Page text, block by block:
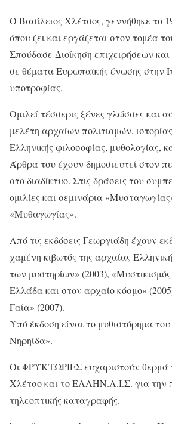
Ο Βασίλειος Χλέτσος, γεννήθηκε το
όπου ζει και εργάζεται στον τομέα
Σπούδασε Διοίκηση επιχειρήσεων και
σε θέματα Ευρωπαϊκής ένωσης στην
υποτροφίας.
Ομιλεί τέσσερις ξένες γλώσσες και
μελέτη αρχαίων πολιτισμών,
Ελληνικής φιλοσοφίας, μυθολογίας,
Άρθρα του έχουν δημοσιευτεί στον
στο διαδίκτυο. Στις δράσεις του
ομιλίες και σεμινάρια
«Mυθαγωγίας».
Από τις εκδόσεις Γεωργιάδη έχουν
χαμένη κιβωτός της αρχαίας
των μυστηρίων» (2003), «Μυστικισμός
Ελλάδα και στον αρχαίο κόσμο»
Γαία» (2007).
Υπό έκδοση είναι το μυθιστόρημα
Νηρηίδα».
Οι ΦΡΥΚΤΩΡΙΕΣ ευχαριστούν θερμά
Χλέτσο και το ΕΛΛΗΝ.Α.Ι.Σ. για την
τηλεοπτικής καταγραφής.